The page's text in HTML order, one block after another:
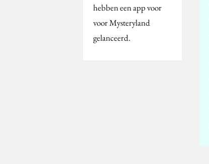
hebben een app voor
voor Mysteryland
gelanceerd.